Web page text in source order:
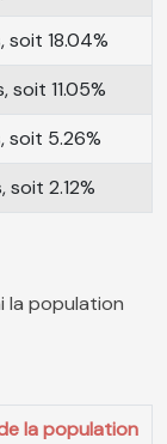
soit 18.04%
soit 11.05%
soit 5.26%
soit 2.12%
la population
la population